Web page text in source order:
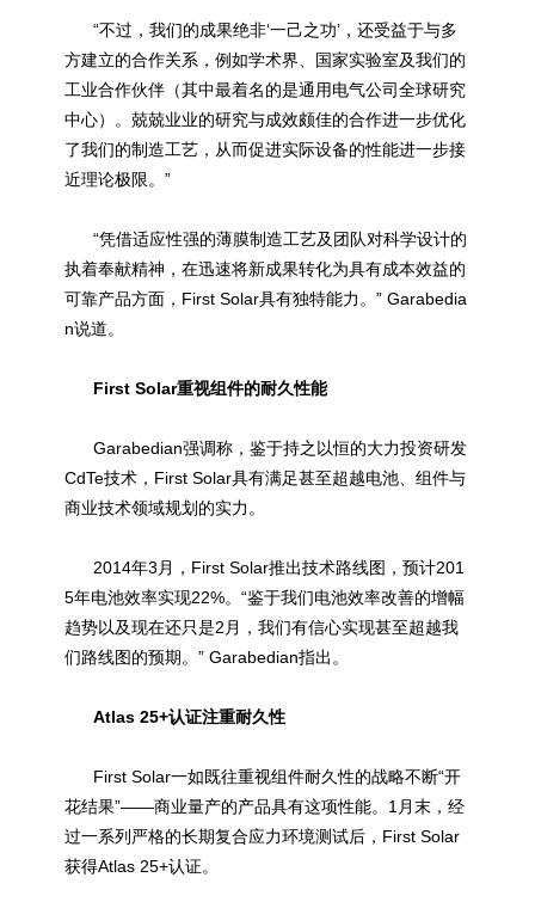
“不过，我们的成果绝非‘一己之功’，还受益于与多
方建立的合作关系，例如学术界、国家实验室及我们的
工业合作伙伴（其中最着名的是通用电气公司全球研究
中心）。兢兢业业的研究与成效颇佳的合作进一步优化
了我们的制造工艺，从而促进实际设备的性能进一步接
近理论极限。”
“凭借适应性强的薄膜制造工艺及团队对科学设计的
执着奉献精神，在迅速将新成果转化为具有成本效益的
可靠产品方面，First Solar具有独特能力。” Garabedia
n说道。
First Solar重视组件的耐久性能
Garabedian强调称，鉴于持之以恒的大力投资研发
CdTe技术，First Solar具有满足甚至超越电池、组件与
商业技术领域规划的实力。
2014年3月，First Solar推出技术路线图，预计201
5年电池效率实现22%。“鉴于我们电池效率改善的增幅
趋势以及现在还只是2月，我们有信心实现甚至超越我
们路线图的预期。” Garabedian指出。
Atlas 25+认证注重耐久性
First Solar一如既往重视组件耐久性的战略不断“开
花结果”——商业量产的产品具有这项性能。1月末，经
过一系列严格的长期复合应力环境测试后，First Solar
获得Atlas 25+认证。